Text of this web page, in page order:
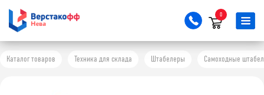
0
Каталог товаров Техника для склада Штабелеры Самоходные